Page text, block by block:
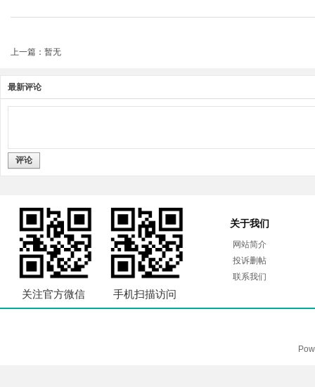
上一篇：暂无
最新评论
评论
关注官方微信 手机扫描访问
关于我们
网站简介
投诉删帖
联系我们